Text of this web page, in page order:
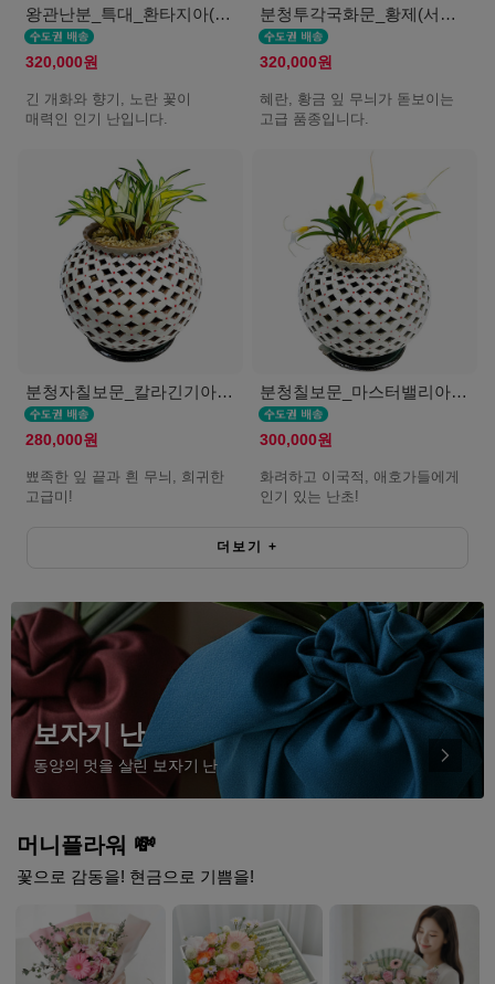
왕관난분_특대_환타지아(서울K)
320,000원
긴 개화와 향기, 노란 꽃이
매력인 인기 난입니다.
분청투각국화문_황제(서울K)
320,000원
혜란, 황금 잎 무늬가 돋보이는
고급 품종입니다.
분청자칠보문_칼라긴기아난(서울K)
280,000원
뾰족한 잎 끝과 흰 무늬, 희귀한
고급미!
분청칠보문_마스터밸리아(서울K)
300,000원
화려하고 이국적, 애호가들에게
인기 있는 난초!
더보기 +
보자기 난
동양의 멋을 살린 보자기 난
머니플라워 💸
꽃으로 감동을! 현금으로 기쁨을!